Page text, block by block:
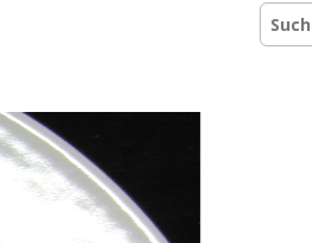
Suchen
nach: